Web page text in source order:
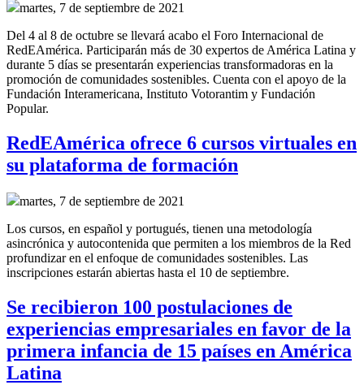
martes, 7 de septiembre de 2021
Del 4 al 8 de octubre se llevará acabo el Foro Internacional de
RedEAmérica. Participarán más de 30 expertos de América Latina y
durante 5 días se presentarán experiencias transformadoras en la
promoción de comunidades sostenibles. Cuenta con el apoyo de la
Fundación Interamericana, Instituto Votorantim y Fundación
Popular.
RedEAmérica ofrece 6 cursos virtuales en
su plataforma de formación
martes, 7 de septiembre de 2021
Los cursos, en español y portugués, tienen una metodología
asincrónica y autocontenida que permiten a los miembros de la Red
profundizar en el enfoque de comunidades sostenibles. Las
inscripciones estarán abiertas hasta el 10 de septiembre.
Se recibieron 100 postulaciones de
experiencias empresariales en favor de la
primera infancia de 15 países en América
Latina